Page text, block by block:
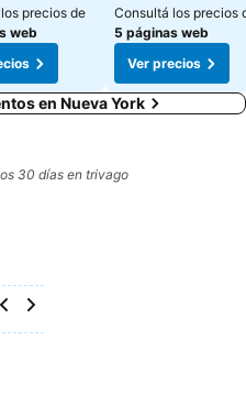
precios de
web
Consultá los precios
5 páginas web
Ver precios
en Nueva York
30 días en trivago